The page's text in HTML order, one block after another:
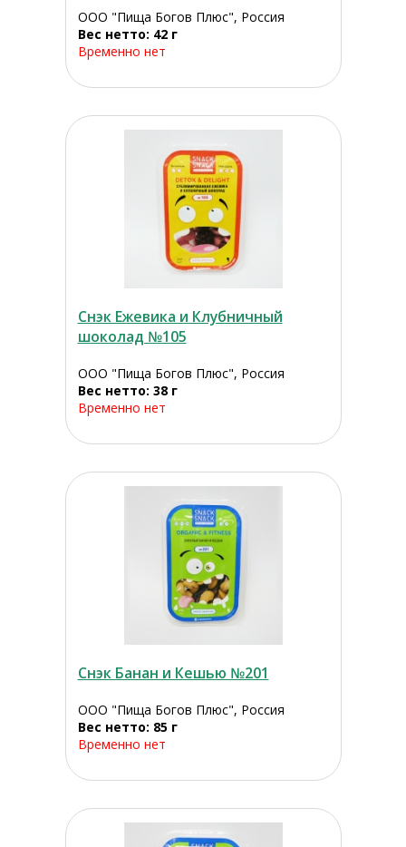
ООО "Пища Богов Плюс", Россия
Вес нетто: 42 г
Временно нет
Снэк Ежевика и Клубничный
шоколад №105
ООО "Пища Богов Плюс", Россия
Вес нетто: 38 г
Временно нет
Снэк Банан и Кешью №201
ООО "Пища Богов Плюс", Россия
Вес нетто: 85 г
Временно нет